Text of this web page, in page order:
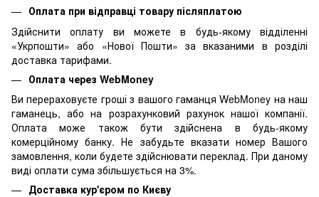
Оплата при відправці товару післяплатою
Здійснити оплату ви можете в будь-якому відділенні
«Укрпошти» або «Нової Пошти» за вказаними в розділі
доставка тарифами.
Оплата через WebMoney
Ви перераховуєте гроші з вашого гаманця WebMoney на наш
гаманець, або на розрахунковий рахунок нашої компанії.
Оплата може також бути здійснена в будь-якому
комерційному банку. Не забудьте вказати номер Вашого
замовлення, коли будете здійснювати переклад. При даному
виді оплати сума збільшується на 3%.
Доставка кур'єром по Києву